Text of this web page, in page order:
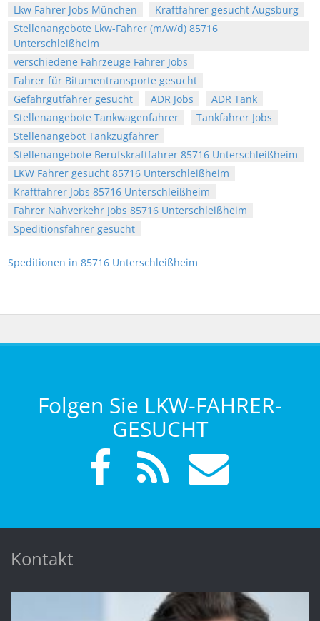
Lkw Fahrer Jobs München
Kraftfahrer gesucht Augsburg
Stellenangebote Lkw-Fahrer (m/w/d) 85716
Unterschleißheim
verschiedene Fahrzeuge Fahrer Jobs
Fahrer für Bitumentransporte gesucht
Gefahrgutfahrer gesucht
ADR Jobs
ADR Tank
Stellenangebote Tankwagenfahrer
Tankfahrer Jobs
Stellenangebot Tankzugfahrer
Stellenangebote Berufskraftfahrer 85716 Unterschleißheim
LKW Fahrer gesucht 85716 Unterschleißheim
Kraftfahrer Jobs 85716 Unterschleißheim
Fahrer Nahverkehr Jobs 85716 Unterschleißheim
Speditionsfahrer gesucht
Speditionen in 85716 Unterschleißheim
Folgen Sie LKW-FAHRER-
GESUCHT
Kontakt